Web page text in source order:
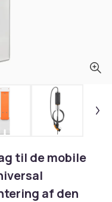
til de mobile
af den